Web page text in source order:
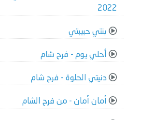
2022
بنتي حبيبتي
أحلي يوم - فرح شام
دنيتي الحلوة - فرح شام
أمان أمان - من فرح الشام